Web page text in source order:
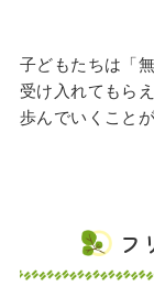
子どもたちは「
受け入れてもら
歩んでいくことが
フ